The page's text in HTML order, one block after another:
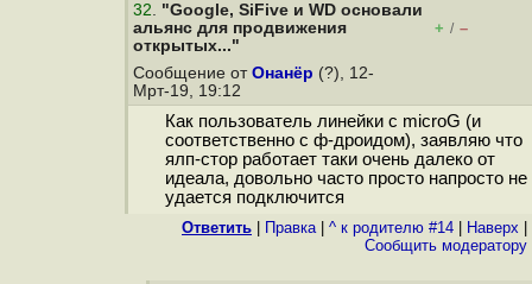
32. "Google, SiFive и WD основали
альянс для продвижения
открытых..."
+ / –
Сообщение от Онанёр (?), 12-
Мрт-19, 19:12
Как пользователь линейки с microG (и
соответственно с ф-дроидом), заявляю что
ялп-стор работает таки очень далеко от
идеала, довольно часто просто напросто не
удается подключится
Ответить Правка| ^ к родителю #14 Наверх
Cообщить модератору